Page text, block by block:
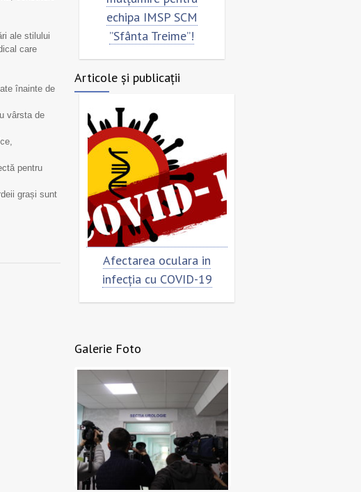
ale stilului
care
înainte de
vârsta de
pentru
grași sunt
echipa IMSP SCM
”Sfânta Treime”!
Articole și publicații
Afectarea oculara in
infecția cu COVID-19
Galerie Foto